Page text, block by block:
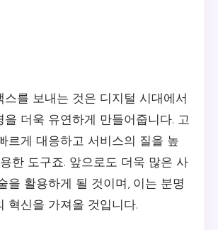
스를 보내는 것은 디지털 시대에서
을 더욱 유연하게 만들어줍니다. 고
르게 대응하고 서비스의 질을 높
한 도구죠. 앞으로도 더욱 많은 사
을 활용하게 될 것이며, 이는 분명
혁신을 가져올 것입니다.